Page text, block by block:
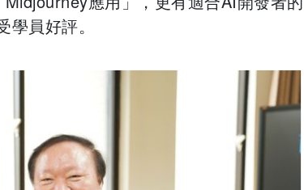
員好評。